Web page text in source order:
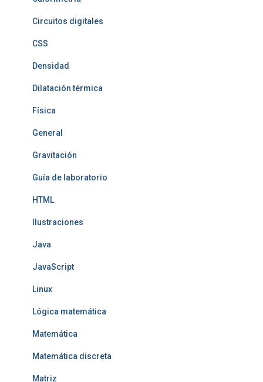
Circuitos digitales
CSS
Densidad
Dilatación térmica
Física
General
Gravitación
Guía de laboratorio
HTML
Ilustraciones
Java
JavaScript
Linux
Lógica matemática
Matemática
Matemática discreta
Matriz